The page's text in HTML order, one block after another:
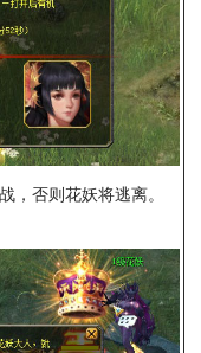
，否则花妖将逃离。